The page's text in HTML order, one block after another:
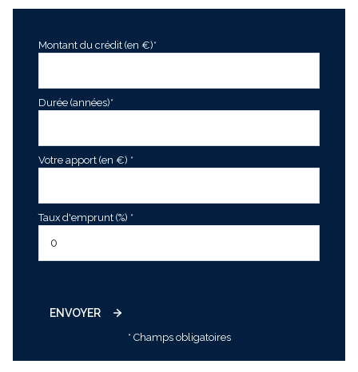
Montant du crédit (en €)*
Durée (années)*
Votre apport (en €) *
Taux d'emprunt (%) *
ENVOYER
* Champs obligatoires